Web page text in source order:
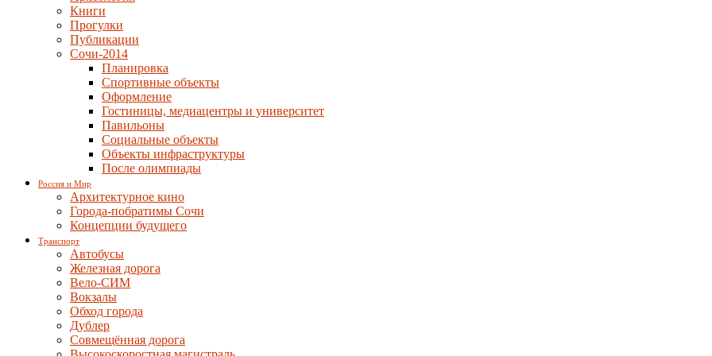
Книги
Прогулки
Публикации
Сочи-2014
Планировка
Спортивные объекты
Оформление
Гостиницы, медиацентры и университет
Павильоны
Социальные объекты
Объекты инфраструктуры
После олимпиады
Россия и Мир
Архитектурное кино
Города-побратимы Сочи
Концепции будущего
Транспорт
Автобусы
Железная дорога
Вело-СИМ
Вокзалы
Обход города
Дублер
Совмещённая дорога